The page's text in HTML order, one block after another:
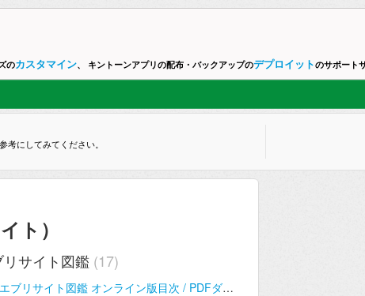
のカスタマイン、 キントーンアプリの配布・バックアップのデプロイットのサポート
考にしてみてください。
ト）
リサイト図鑑 17
エブリサイト図鑑 オンライン版目次 / PDFダウンロード